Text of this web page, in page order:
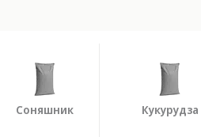
Соняшник Кукурудза